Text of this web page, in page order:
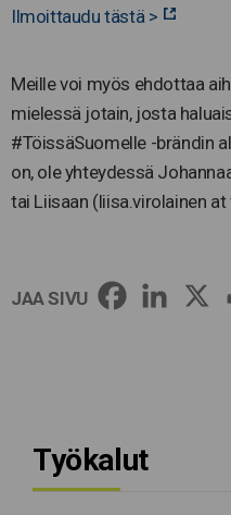
Ilmoittaudu tästä >
Meille voi myös ehdottaa
mielessä jotain, josta
#TöissäSuomelle -brändin
on, ole yhteydessä
tai Liisaan (liisa.virolainen
JAA SIVU
Työkalut